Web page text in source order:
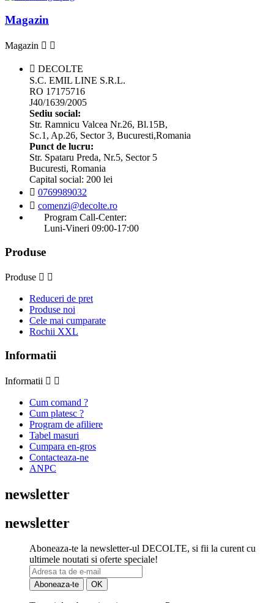
Magazin
Magazin  
 DECOLTE
S.C. EMIL LINE S.R.L.
RO 17175716
J40/1639/2005
Sediu social:
Str. Ramnicu Valcea Nr.26, Bl.15B,
Sc.1, Ap.26, Sector 3, Bucuresti,Romania
Punct de lucru:
Str. Spataru Preda, Nr.5, Sector 5
Bucuresti, Romania
Capital social: 200 lei
 0769989032
 comenzi@decolte.ro
Program Call-Center:
Luni-Vineri 09:00-17:00
Produse
Produse  
Reduceri de pret
Produse noi
Cele mai cumparate
Rochii XXL
Informatii
Informatii  
Cum comand ?
Cum platesc ?
Program de afiliere
Tabel masuri
Cumpara en-gros
Contacteaza-ne
ANPC
newsletter
newsletter
Aboneaza-te la newsletter-ul DECOLTE, si fii la curent cu
ultimele noutati si oferte speciale!